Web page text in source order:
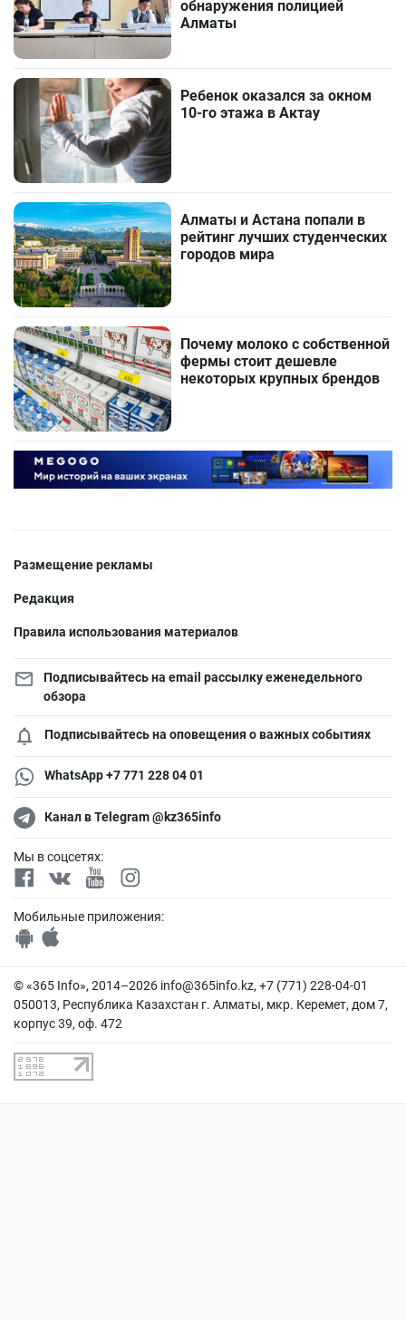
обнаружения полицией
Алматы
Ребенок оказался за окном
10-го этажа в Актау
Алматы и Астана попали в
рейтинг лучших студенческих
городов мира
Почему молоко с собственной
фермы стоит дешевле
некоторых крупных брендов
Размещение рекламы
Редакция
Правила использования материалов
Подписывайтесь на email рассылку еженедельного
обзора
Подписывайтесь на оповещения о важных событиях
WhatsApp +7 771 228 04 01
Канал в Telegram @kz365info
Мы в соцсетях:
Мобильные приложения:
© «365 Info», 2014–2026 info@365info.kz, +7 (771) 228-04-01
050013, Республика Казахстан г. Алматы, мкр. Керемет, дом 7,
корпус 39, оф. 472